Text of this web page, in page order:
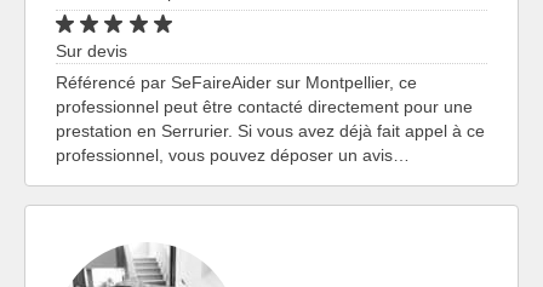
Sur devis
Référencé par SeFaireAider sur Montpellier, ce
professionnel peut être contacté directement pour une
prestation en Serrurier. Si vous avez déjà fait appel à ce
professionnel, vous pouvez déposer un avis…